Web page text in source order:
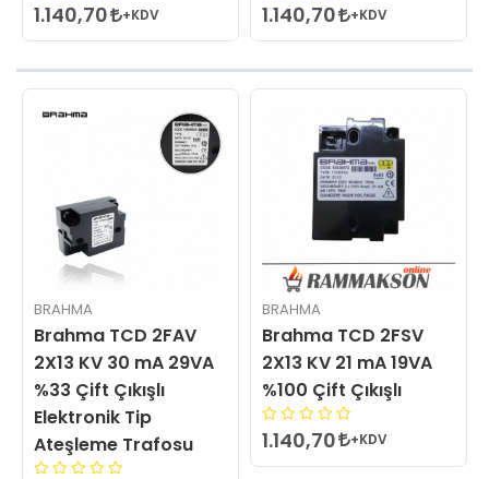
1.140,70 +KDV 1.140,70 +KDV
BRAHMA
Brahma TCD 2FAV
2X13 KV 30 mA 29VA
%33 Çift Çıkışlı
Elektronik Tip
Ateşleme Trafosu
BRAHMA
Brahma TCD 2FSV
2X13 KV 21 mA 19VA
%100 Çift Çıkışlı
1.140,70 +KDV